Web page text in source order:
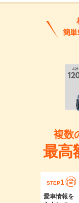
簡単
複数
最高
STEP1
愛車情報を